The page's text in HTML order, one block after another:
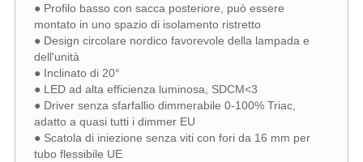
● Profilo basso con sacca posteriore, può essere
montato in uno spazio di isolamento ristretto
● Design circolare nordico favorevole della lampada e
dell'unità
● Inclinato di 20°
● LED ad alta efficienza luminosa, SDCM<3
● Driver senza sfarfallio dimmerabile 0-100% Triac,
adatto a quasi tutti i dimmer EU
● Scatola di iniezione senza viti con fori da 16 mm per
tubo flessibile UE